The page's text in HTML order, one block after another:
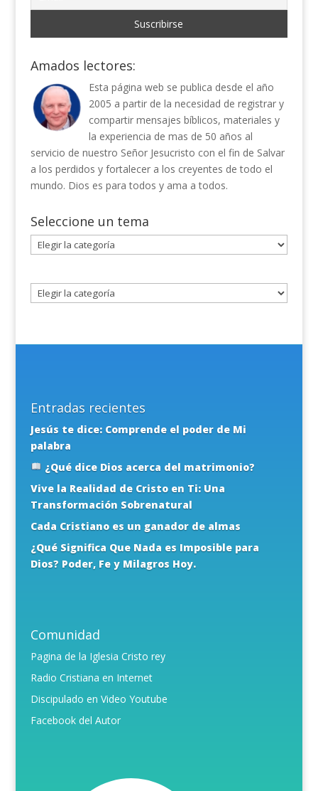
Amados lectores:
Esta página web se publica desde el año
2005 a partir de la necesidad de registrar y
compartir mensajes bíblicos, materiales y
la experiencia de mas de 50 años al
servicio de nuestro Señor Jesucristo con el fin de Salvar
a los perdidos y fortalecer a los creyentes de todo el
mundo. Dios es para todos y ama a todos.
Seleccione un tema
Seleccione
un
Entradas recientes
Jesús te dice: Comprende el poder de Mi
palabra
¿Qué dice Dios acerca del matrimonio?
Vive la Realidad de Cristo en Ti: Una
Transformación Sobrenatural
Cada Cristiano es un ganador de almas
¿Qué Significa Que Nada es Imposible para
Dios? Poder, Fe y Milagros Hoy.
Comunidad
Pagina de la Iglesia Cristo rey
Radio Cristiana en Internet
Discipulado en Video Youtube
Facebook del Autor